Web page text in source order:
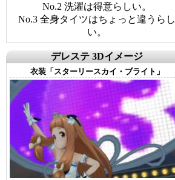
No.2 洗濯は得意らしい。
No.3 全身タイツはちょっと違うらし
い。
デレステ 3Dイメージ
衣装「スターリースカイ・ブライト」